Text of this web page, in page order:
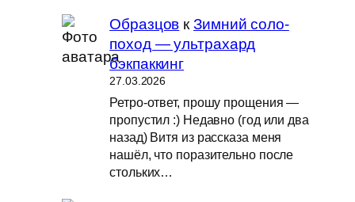
Образцов кЗимний соло-
поход — ультрахард
бэкпаккинг
27.03.2026
Ретро-ответ, прошу прощения —
пропустил :) Недавно (год или два
назад) Витя из рассказа меня
нашёл, что поразительно после
стольких…